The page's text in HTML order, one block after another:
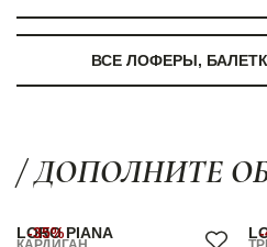
ВСЕ ЛОФЕРЫ,
/ ДОПОЛНИТЕ
-35%
LORO PIANA -